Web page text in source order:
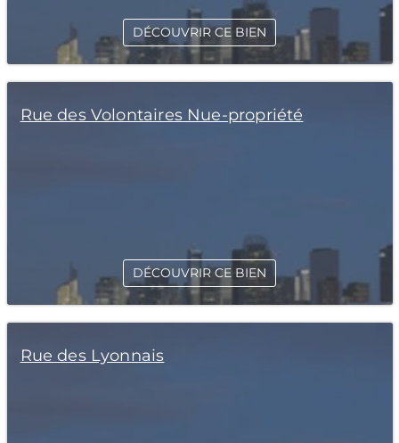
DÉCOUVRIR CE BIEN
Rue des Volontaires Nue-propriété
DÉCOUVRIR CE BIEN
Rue des Lyonnais